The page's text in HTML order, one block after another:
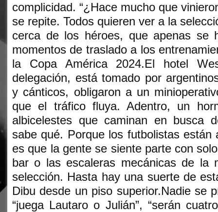
complicidad. “¿Hace mucho que
se repite. Todos quieren ver a la
cerca de los héroes, que apenas se
momentos de traslado a los
la Copa América 2024.El hotel
delegación, está tomado por
y cánticos, obligaron a un
que el tráfico fluya. Adentro, un
albicelestes que caminan en busca
sabe qué. Porque los futbolistas están
es que la gente se siente parte con
bar o las escaleras mecánicas de la
selección. Hasta hay una suerte de
Dibu desde un piso superior.Nadie se
“juega Lautaro o Julián”, “serán